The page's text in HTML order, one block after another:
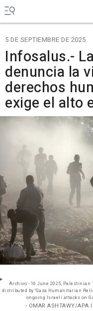
5 DE SEPTIEMBRE DE 2025
Infosalus.-
denuncia la
derechos
exige el alto
Archivo - 16 June 2025,
distributed by 'Gaza Humanitarian
ongoing Israeli attacks on
- OMAR ASHTAWY/APA